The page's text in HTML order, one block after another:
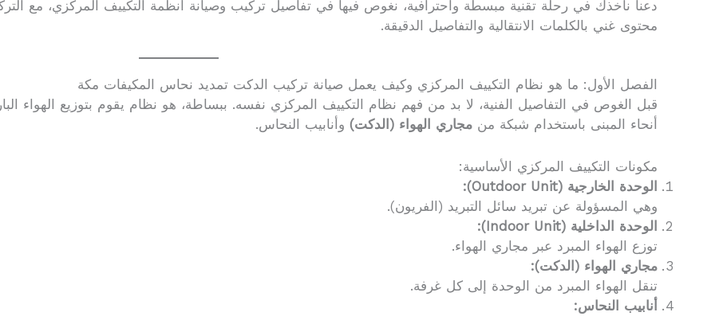
محتوى غني بالكلمات الانتقالية والتفاصيل الدقيقة.
الفصل الأول: ما هو نظام التكييف المركزي وكيف يعمل صيانة تركيب الدكت تمديد نحاس المكيفات مكة
قبل الغوص في التفاصيل الفنية، لا بد من فهم نظام التكييف المركزي نفسه. ببساطة، هو نظام يقوم بتوزيع الهواء
أنحاء المبنى باستخدام شبكة من مجاري الهواء (الدكت) وأنابيب النحاس.
مكونات التكييف المركزي الأساسية:
الوحدة الخارجية (Outdoor Unit):
وهي المسؤولة عن تبريد سائل التبريد (الفريون).
الوحدة الداخلية (Indoor Unit):
توزع الهواء المبرد عبر مجاري الهواء.
مجاري الهواء (الدكت):
تنقل الهواء المبرد من الوحدة إلى كل غرفة.
أنابيب النحاس: